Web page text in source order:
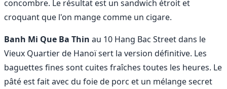
concombre. Le résultat est un sandwich étroit et
croquant que l'on mange comme un cigare.
Banh Mi Que Ba Thin au 10 Hang Bac Street dans le
Vieux Quartier de Hanoï sert la version définitive. Les
baguettes fines sont cuites fraîches toutes les heures. Le
pâté est fait avec du foie de porc et un mélange secret